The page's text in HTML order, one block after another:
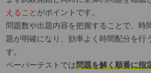
えること がポイントです。
問題数や出題内容を把握することで、時
題が明確になり、効率よく時間配分を行
す。
ペーパーテストでは問題を解く順番に指